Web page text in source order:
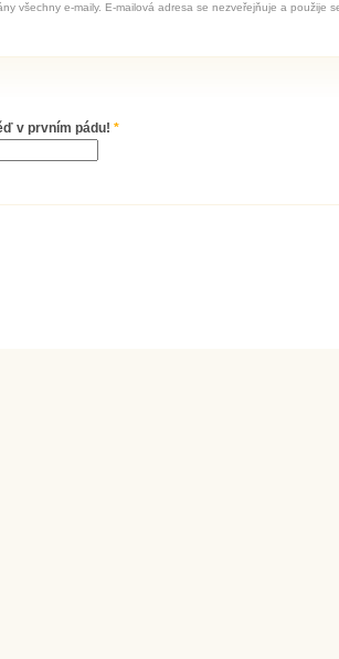
všechny e-maily. E-mailová adresa se nezveřejňuje a
v prvním pádu!*